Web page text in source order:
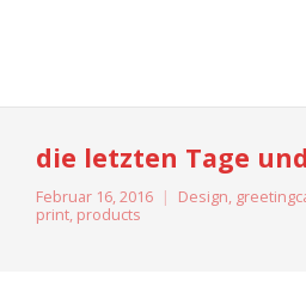
die letzten Tage
Februar 16, 2016 Design,
print, products